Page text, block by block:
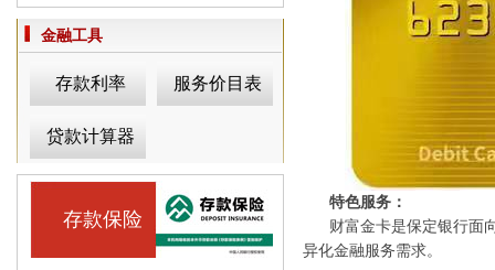
金融工具
存款利率 服务价目表
贷款计算器
存款保险
特色服务：
财富金卡是保定银行面向
异化金融服务需求。